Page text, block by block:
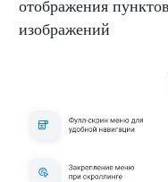
отображения
изображений